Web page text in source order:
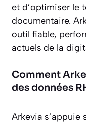
et d’optimiser le
documentaire.
outil fiable,
actuels de la
Comment
des données
Arkevia s’appuie